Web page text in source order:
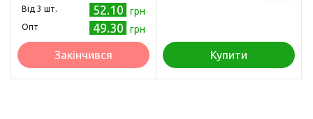
Від 3 шт. 52.10 грн
Опт 49.30 грн
Закінчився Купити